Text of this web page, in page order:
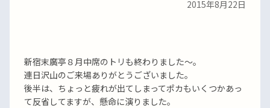
2015年8月22日
新宿末廣亭８月中席のトリも終わりました〜。
連日沢山のご来場ありがとうございました。
後半は、ちょっと疲れが出てしまってポカもいくつかあっ
て反省してますが、懸命に演りました。